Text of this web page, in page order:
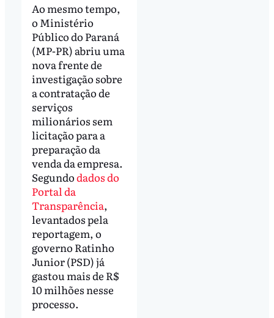
Ao mesmo tempo,
o Ministério
Público do Paraná
(MP-PR) abriu uma
nova frente de
investigação sobre
a contratação de
serviços
milionários sem
licitação para a
preparação da
venda da empresa.
Segundodados do
Portal da
Transparência,
levantados pela
reportagem, o
governo Ratinho
Junior (PSD) já
gastou mais de R$
10 milhões nesse
processo.